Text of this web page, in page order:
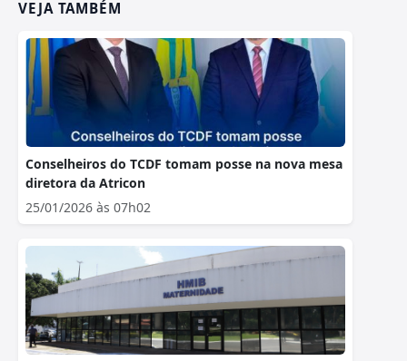
VEJA TAMBÉM
Conselheiros do TCDF tomam posse na nova mesa
diretora da Atricon
25/01/2026 às 07h02